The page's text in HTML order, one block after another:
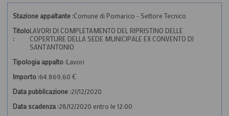
Stazione appaltante :Comune di Pomarico - Settore Tecnico
Titolo
:
LAVORI DI COMPLETAMENTO DEL RIPRISTINO DELLE
COPERTURE DELLA SEDE MUNICIPALE EX CONVENTO DI
SANT'ANTONIO
Tipologia appalto :Lavori
Importo :64.869,60 €
Data pubblicazione :21/12/2020
Data scadenza :28/12/2020 entro le 12:00